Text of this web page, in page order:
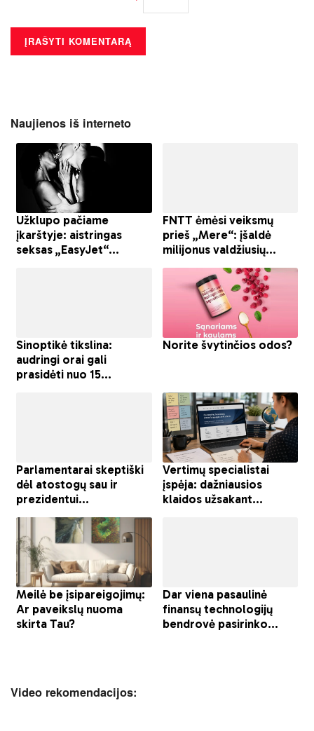
Naujienos iš interneto
Video rekomendacijos: